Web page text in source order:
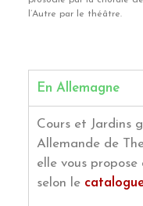
l’Autre par le théâtre.
En Allemagne
Cours et Jardins
Allemande de
elle vous
selon le